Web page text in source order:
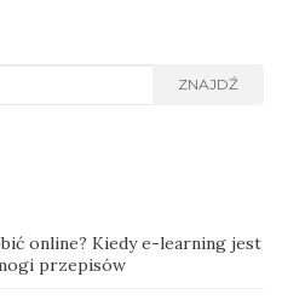
ZNAJDŹ
online? Kiedy e-learning jest
przepisów